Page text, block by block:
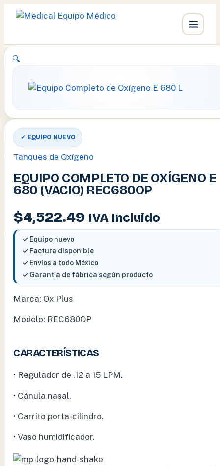
Ir
🔍
✓ EQUIPO NUEVO
Tanques de Oxígeno
EQUIPO COMPLETO DE OXÍGENO E
680 (VACIO) REC680OP
$4,522.49 IVA Incluido
✓ Equipo nuevo
✓ Factura disponible
✓ Envíos a todo México
✓ Garantía de fábrica según producto
Marca: OxiPlus
Modelo: REC680OP
CARACTERÍSTICAS
• Regulador de .12 a 15 LPM.
• Cánula nasal.
• Carrito porta-cilindro.
• Vaso humidificador.